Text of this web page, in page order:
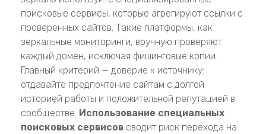
поисковые сервисы, которые агрегируют ссылки с
проверенных сайтов. Такие платформы, как
зеркальные мониторинги, вручную проверяют
каждый домен, исключая фишинговые копии.
Главный критерий — доверие к источнику:
отдавайте предпочтение сайтам с долгой
историей работы и положительной репутацией в
сообществе. Использование специальных
поисковых сервисов сводит риск перехода на